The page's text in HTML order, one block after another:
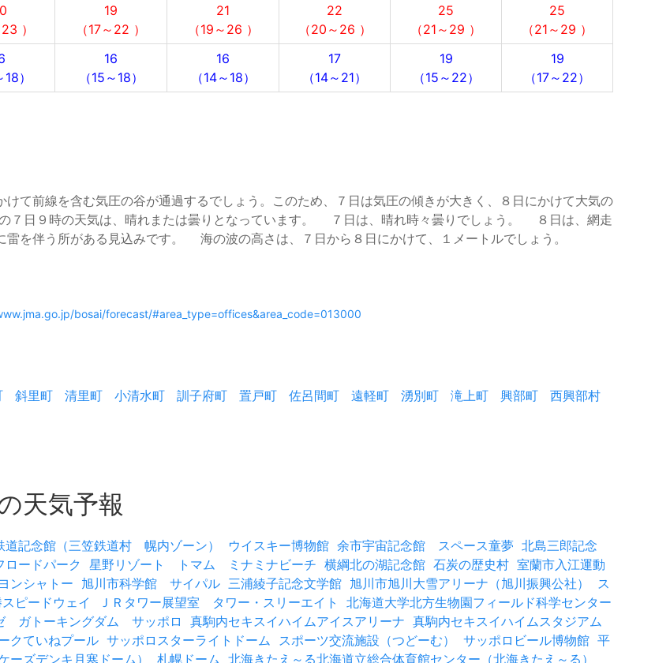
）
19
（17～22 ）
21
（19～26 ）
22
（20～26 ）
25
（21～29 ）
25
（21～29 ）
18）
16
（15～18）
16
（14～18）
17
（14～21）
19
（15～22）
19
（17～22）
て前線を含む気圧の谷が通過するでしょう。このため、７日は気圧の傾きが大きく、８日にかけて大気の
７日９時の天気は、晴れまたは曇りとなっています。 ７日は、晴れ時々曇りでしょう。 ８日は、網走
を伴う所がある見込みです。 海の波の高さは、７日から８日にかけて、１メートルでしょう。
bosai/forecast/#area_type=offices&area_code=013000
斜里町 清里町 小清水町 訓子府町 置戸町 佐呂間町 遠軽町 湧別町 滝上町 興部町
西興部村
天気予報
道記念館（三笠鉄道村 幌内ゾーン） ウイスキー博物館 余市宇宙記念館 スペース童夢 北島三郎記念
ロードパーク 星野リゾート トマム ミナミナビーチ 横綱北の湖記念館 石炭の歴史村 室蘭市入江運動
ンシャトー 旭川市科学館 サイパル 三浦綾子記念文学館 旭川市旭川大雪アリーナ（旭川振興公社）
ス
ピードウェイ ＪＲタワー展望室 タワー・スリーエイト
北海道大学北方生物園フィールド科学センター
ガトーキングダム サッポロ 真駒内セキスイハイムアイスアリーナ 真駒内セキスイハイムスタジアム
クていねプール サッポロスターライトドーム スポーツ交流施設（つどーむ） サッポロビール博物館 平
ーズデンキ月寒ドーム） 札幌ドーム 北海きたえ～る北海道立総合体育館センター（北海きたえ～る）